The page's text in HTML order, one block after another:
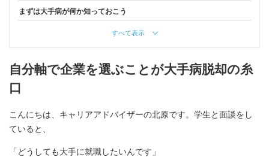
まずは大手病が何か知っておこう
すべて表示
自分軸で企業を選ぶことが大手病脱却の糸
口
こんにちは、キャリアアドバイザーの北原です。学生と面談をし
ていると、
「どうしても大手に就職したいんです」